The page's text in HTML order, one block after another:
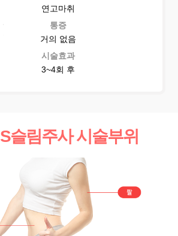
연고마취
통증
거의 없음
시술효과
3~4회 후
S슬림주사 시술부위